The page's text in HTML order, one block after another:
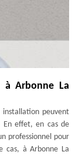
à Arbonne La
peuvent
En effet, en cas de
professionnel pour
cas, à Arbonne La